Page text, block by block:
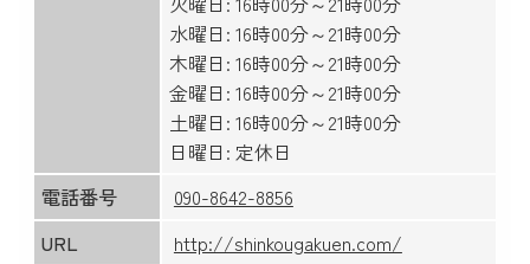
水曜日: 16時00分～21時00分
木曜日: 16時00分～21時00分
金曜日: 16時00分～21時00分
土曜日: 16時00分～21時00分
日曜日: 定休日
電話番号
090-8642-8856
URL
http://shinkougakuen.com/